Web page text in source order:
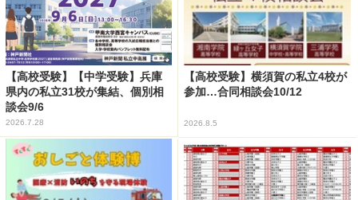
【高校受験】【中学受験】兵庫
県内の私立31校が集結、個別相
談会9/6
2026.7.28
【高校受験】横須賀の私立4校が
参加…合同相談会10/12
2026.8.5